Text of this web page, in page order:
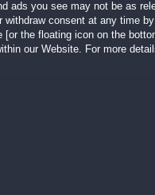
hier geht es leider nicht
Bitte laden Sie das Spiel erneut
mehr anzeigen »
Bisher macht das Spiel einen
ads you see may not be as
withdraw consent at any time
[or the floating icon on the
our Website. For more